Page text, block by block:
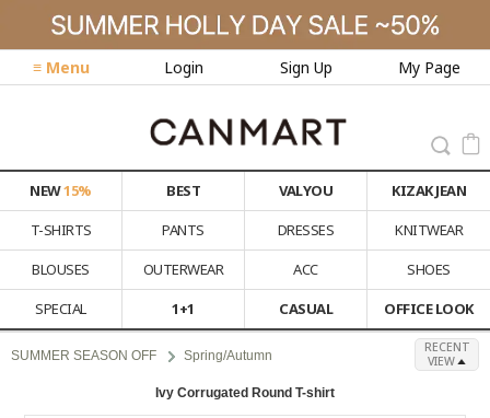
≡ Menu Login Sign Up My Page
NEW15% BEST VALYOU
KIZAK JEAN
T-SHIRTS
PANTS DRESSES
KNITWEAR
BLOUSES
OUTERWEAR ACC
SHOES
SPECIAL
1+1 CASUAL OFFICE LOOK
SUMMER SEASON OFF Spring/Autumn
RECENT
VIEW
Ivy Corrugated Round T-shirt